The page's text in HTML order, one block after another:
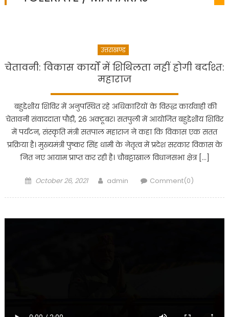
उत्तराखण्ड
चेतावनी: विकास कार्यों में शिथिलता नहीं होगी बर्दाश्त:
महाराज
बहुद्देशीय शिविर में अनुपस्थित रहे अधिकारियों के विरूद्ध कार्यवाही की
चेतावनी संवाददाता पौड़ी, 26 अक्टूबर। सतपुली में आयोजित बहुद्देशीय शिविर
में पर्यटन, संस्कृति मंत्री सतपाल महाराज ने कहा कि विकास एक सतत
प्रक्रिया है। मुख्यमंत्री पुष्कर सिंह धामी के नेतृत्व में प्रदेश सरकार विकास के
नित नए आयाम प्राप्त कर रही है। चौबट्टाखाल विधानसभा क्षेत्र […]
Posted
October 26, 2021 Author
admin Comment(0)